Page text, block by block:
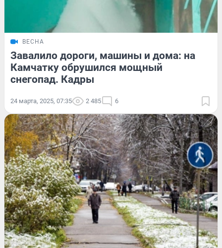
ВЕСНА
Завалило дороги, машины и дома: на
Камчатку обрушился мощный
снегопад. Кадры
24 марта, 2025, 07:35 2 485 6